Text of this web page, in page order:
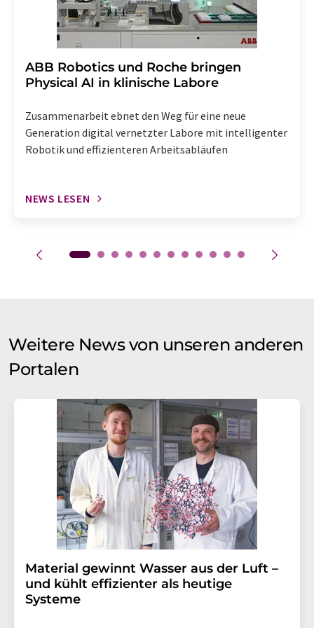
​​​​​​​ABB Robotics und Roche bringen
Physical AI in klinische Labore
Zusammenarbeit ebnet den Weg für eine neue
Generation digital vernetzter Labore mit intelligenter
Robotik und effizienteren Arbeitsabläufen
NEWS LESEN
Weitere News von unseren anderen
Portalen
Material gewinnt Wasser aus der Luft –
und kühlt effizienter als heutige
Systeme